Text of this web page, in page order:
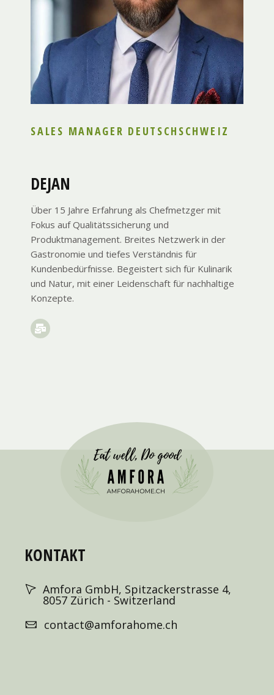
SALES MANAGER DEUTSCHSCHWEIZ
DEJAN
Über 15 Jahre Erfahrung als Chefmetzger mit
Fokus auf Qualitätssicherung und
Produktmanagement. Breites Netzwerk in der
Gastronomie und tiefes Verständnis für
Kundenbedürfnisse. Begeistert sich für Kulinarik
und Natur, mit einer Leidenschaft für nachhaltige
Konzepte.
KONTAKT
Amfora GmbH, Spitzackerstrasse 4,
8057 Zürich - Switzerland
contact@amforahome.ch